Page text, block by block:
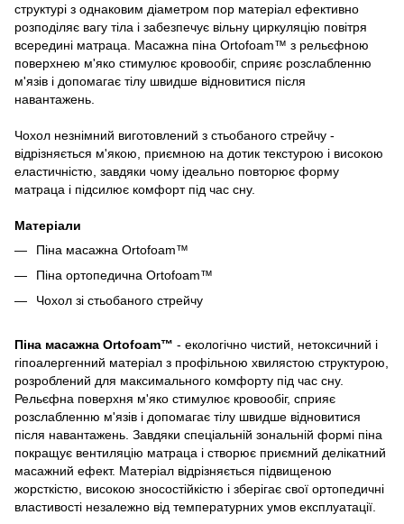
структурі з однаковим діаметром пор матеріал ефективно
розподіляє вагу тіла і забезпечує вільну циркуляцію повітря
всередині матраца. Масажна піна Ortofoam™ з рельєфною
поверхнею м'яко стимулює кровообіг, сприяє розслабленню
м'язів і допомагає тілу швидше відновитися після
навантажень.
Чохол незнімний виготовлений з стьобаного стрейчу -
відрізняється м'якою, приємною на дотик текстурою і високою
еластичністю, завдяки чому ідеально повторює форму
матраца і підсилює комфорт під час сну.
Матеріали
Піна масажна Ortofoam™
Піна ортопедична Ortofoam™
Чохол зі стьобаного стрейчу
Піна масажна Ortofoam™ - екологічно чистий, нетоксичний і
гіпоалергенний матеріал з профільною хвилястою структурою,
розроблений для максимального комфорту під час сну.
Рельєфна поверхня м'яко стимулює кровообіг, сприяє
розслабленню м'язів і допомагає тілу швидше відновитися
після навантажень. Завдяки спеціальній зональній формі піна
покращує вентиляцію матраца і створює приємний делікатний
масажний ефект. Матеріал відрізняється підвищеною
жорсткістю, високою зносостійкістю і зберігає свої ортопедичні
властивості незалежно від температурних умов експлуатації.